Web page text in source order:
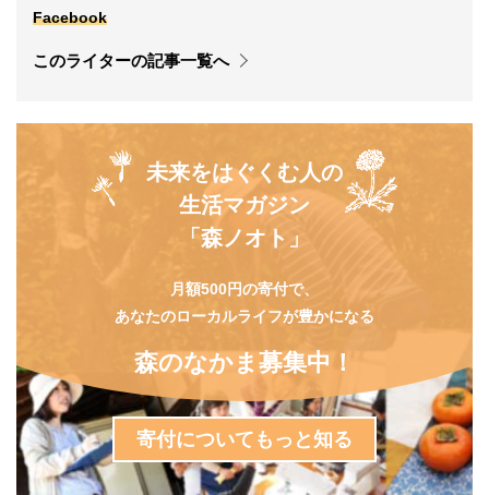
Facebook
このライターの記事一覧へ
未来をはぐくむ人の
生活マガジン
「森ノオト」
月額500円の寄付で、
あなたのローカルライフが豊かになる
森のなかま募集中！
寄付についてもっと知る